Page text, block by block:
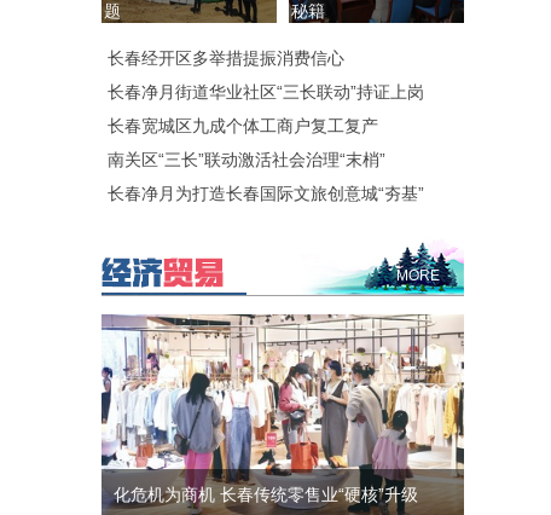
题
秘籍
长春经开区多举措提振消费信心
长春净月街道华业社区“三长联动”持证上岗
长春宽城区九成个体工商户复工复产
南关区“三长”联动激活社会治理“末梢”
长春净月为打造长春国际文旅创意城“夯基”
MORE
化危机为商机 长春传统零售业“硬核”升级